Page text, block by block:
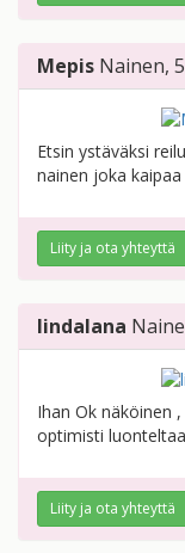
Mepis Nainen,
Etsin ystäväksi
nainen joka
Liity ja ota yhteyttä
lindalana
Ihan Ok näköinen
optimisti
Liity ja ota yhteyttä